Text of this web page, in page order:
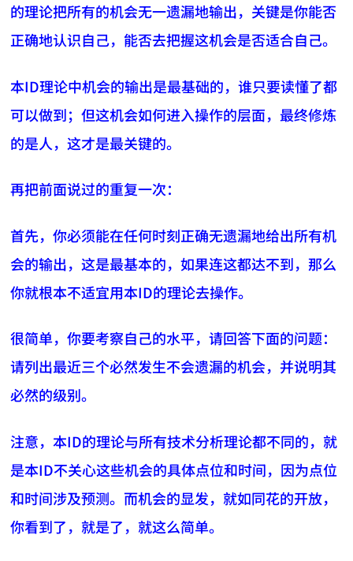
的理论把所有的机会无一遗漏地输出，关键是你能否
正确地认识自己，能否去把握这机会是否适合自己。
本ID理论中机会的输出是最基础的，谁只要读懂了都
可以做到；但这机会如何进入操作的层面，最终修炼
的是人，这才是最关键的。
再把前面说过的重复一次：
首先，你必须能在任何时刻正确无遗漏地给出所有机
会的输出，这是最基本的，如果连这都达不到，那么
你就根本不适宜用本ID的理论去操作。
很简单，你要考察自己的水平，请回答下面的问题：
请列出最近三个必然发生不会遗漏的机会，并说明其
必然的级别。
注意，本ID的理论与所有技术分析理论都不同的，就
是本ID不关心这些机会的具体点位和时间，因为点位
和时间涉及预测。而机会的显发，就如同花的开放，
你看到了，就是了，就这么简单。